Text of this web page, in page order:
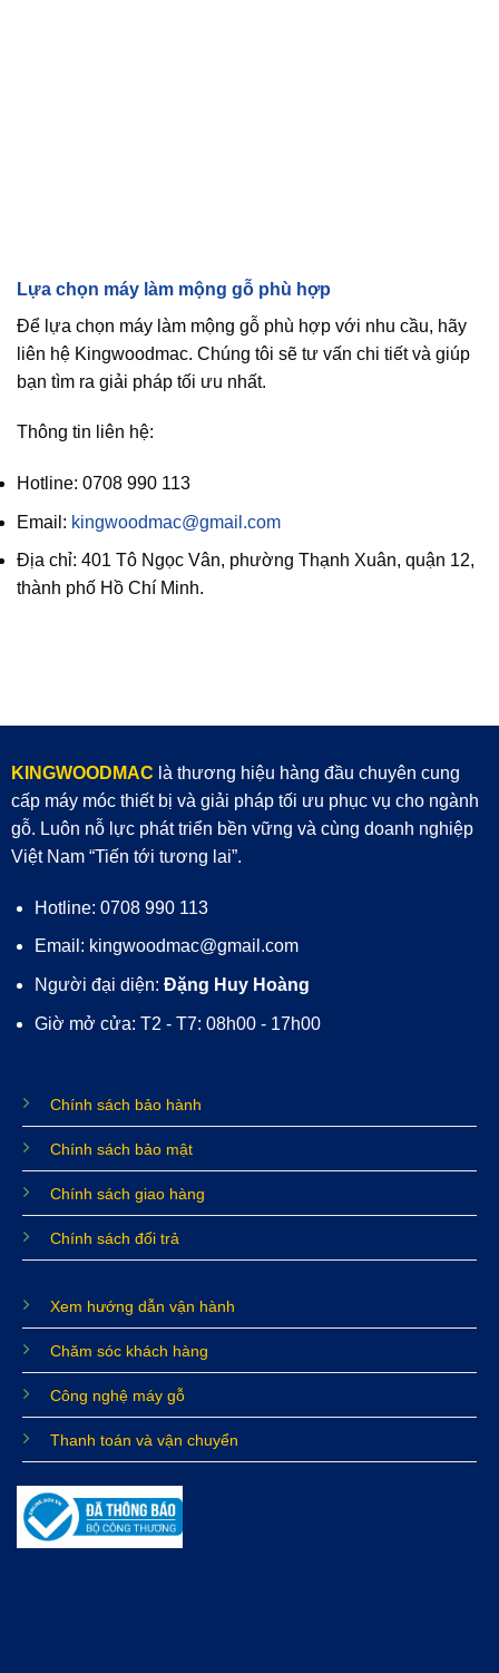
Lựa chọn máy làm mộng gỗ phù hợp
Để lựa chọn máy làm mộng gỗ phù hợp với nhu cầu, hãy
liên hệ Kingwoodmac. Chúng tôi sẽ tư vấn chi tiết và giúp
bạn tìm ra giải pháp tối ưu nhất.
Thông tin liên hệ:
Hotline: 0708 990 113
Email: kingwoodmac@gmail.com
Địa chỉ: 401 Tô Ngọc Vân, phường Thạnh Xuân, quận 12,
thành phố Hồ Chí Minh.
KINGWOODMAC là thương hiệu hàng đầu chuyên cung
cấp máy móc thiết bị và giải pháp tối ưu phục vụ cho ngành
gỗ. Luôn nỗ lực phát triển bền vững và cùng doanh nghiệp
Việt Nam “Tiến tới tương lai”.
Hotline: 0708 990 113
Email: kingwoodmac@gmail.com
Người đại diện: Đặng Huy Hoàng
Giờ mở cửa: T2 - T7: 08h00 - 17h00
Chính sách bảo hành
Chính sách bảo mật
Chính sách giao hàng
Chính sách đổi trả
Xem hướng dẫn vận hành
Chăm sóc khách hàng
Công nghệ máy gỗ
Thanh toán và vận chuyển